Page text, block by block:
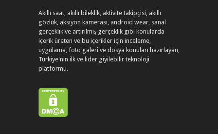
Akıllı saat, akıllı bileklik, aktivite takipçisi, akıllı
gözlük, aksiyon kamerası, android wear, sanal
gerçeklik ve artırılmış gerçeklik gibi konularda
içerik üreten ve bu içerikler için inceleme,
uygulama, foto galeri ve dosya konuları hazırlayan,
Türkiye'nin ilk ve lider giyilebilir teknoloji
platformu.